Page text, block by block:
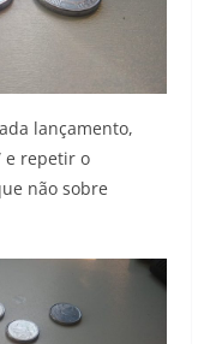
lançamento,
e repetir o
não sobre